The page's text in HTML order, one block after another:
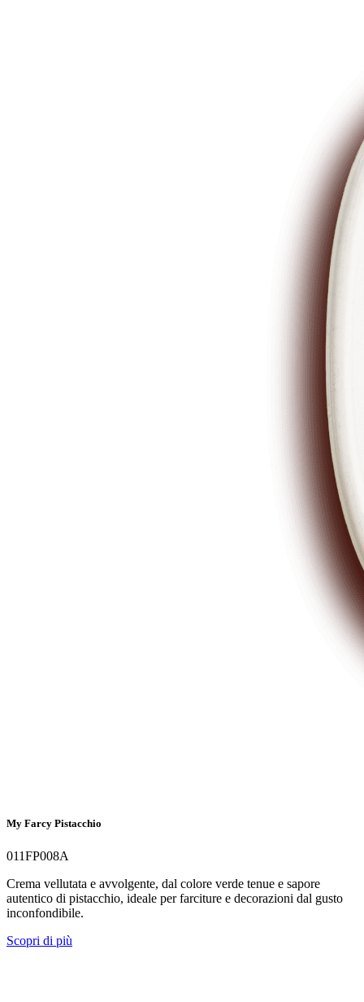
My Farcy Pistacchio
011FP008A
Crema vellutata e avvolgente, dal colore verde tenue e sapore
autentico di pistacchio, ideale per farciture e decorazioni dal gusto
inconfondibile.
Scopri di più